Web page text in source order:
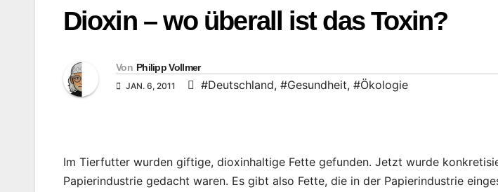
Dioxin – wo überall ist das Toxin?
Von Philipp Vollmer
JAN. 6, 2011 #Deutschland, #Gesundheit, #Ökologie
Im Tierfutter wurden giftige, dioxinhaltige Fette gefunden. Jetzt wurde
Papierindustrie gedacht waren. Es gibt also Fette, die in der Papierindustrie